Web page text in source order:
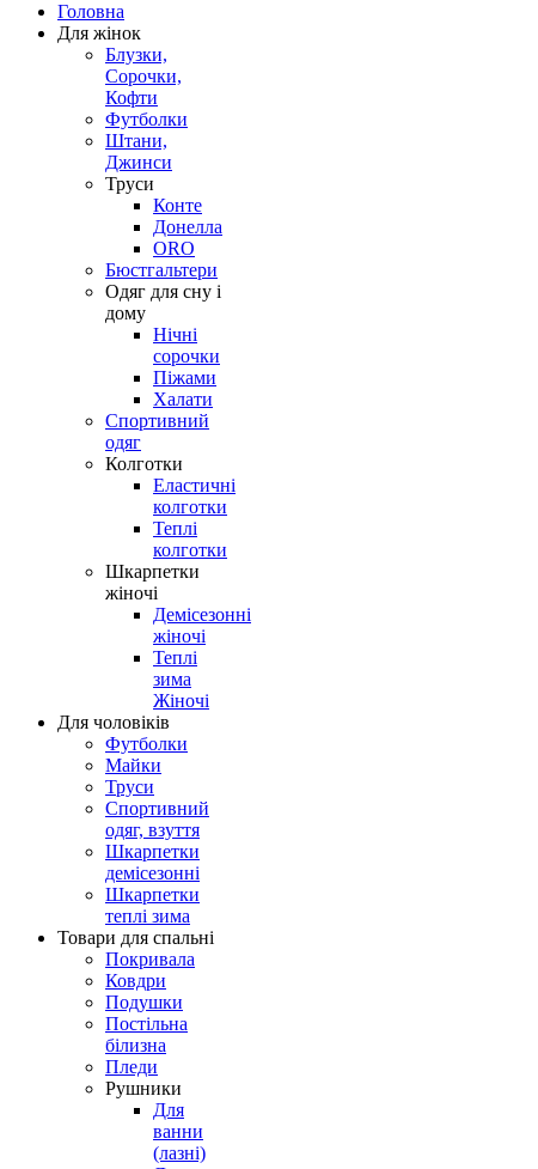
Головна
Для жінок
Блузки,
Сорочки,
Кофти
Футболки
Штани,
Джинси
Труси
Конте
Донелла
ORO
Бюстгальтери
Одяг для сну і
дому
Нічні
сорочки
Піжами
Халати
Спортивний
одяг
Колготки
Еластичні
колготки
Теплі
колготки
Шкарпетки
жіночі
Демісезонні
жіночі
Теплі
зима
Жіночі
Для чоловіків
Футболки
Майки
Труси
Спортивний
одяг, взуття
Шкарпетки
демісезонні
Шкарпетки
теплі зима
Товари для спальні
Покривала
Ковдри
Подушки
Постільна
білизна
Пледи
Рушники
Для
ванни
(лазні)